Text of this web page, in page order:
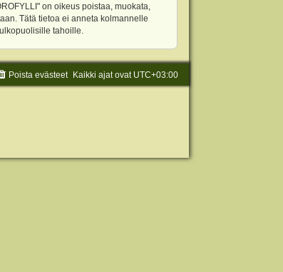
on oikeus poistaa, muokata,
Tätä tietoa ei anneta kolmannelle
tahoille.
Kaikki ajat ovat UTC+03:00
Poista evästeet